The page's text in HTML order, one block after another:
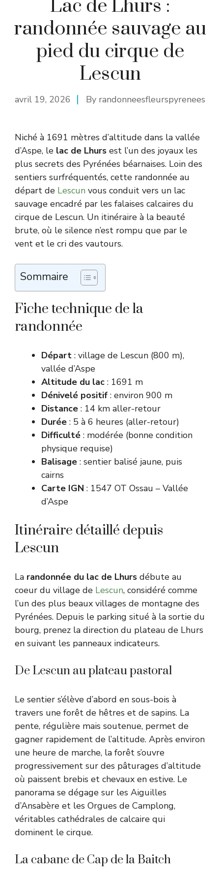
Lac de Lhurs :
randonnée sauvage au
pied du cirque de
Lescun
avril 19, 2026 By randonneesfleurspyrenees
Niché à 1691 mètres d’altitude dans la vallée
d’Aspe, le lac de Lhurs est l’un des joyaux les
plus secrets des Pyrénées béarnaises. Loin des
sentiers surfréquentés, cette randonnée au
départ de Lescun vous conduit vers un lac
sauvage encadré par les falaises calcaires du
cirque de Lescun. Un itinéraire à la beauté
brute, où le silence n’est rompu que par le
vent et le cri des vautours.
Sommaire
Fiche technique de la
randonnée
Départ : village de Lescun (800 m),
vallée d’Aspe
Altitude du lac : 1691 m
Dénivelé positif : environ 900 m
Distance : 14 km aller-retour
Durée : 5 à 6 heures (aller-retour)
Difficulté : modérée (bonne condition
physique requise)
Balisage : sentier balisé jaune, puis
cairns
Carte IGN : 1547 OT Ossau – Vallée
d’Aspe
Itinéraire détaillé depuis
Lescun
La randonnée du lac de Lhurs débute au
coeur du village de Lescun, considéré comme
l’un des plus beaux villages de montagne des
Pyrénées. Depuis le parking situé à la sortie du
bourg, prenez la direction du plateau de Lhurs
en suivant les panneaux indicateurs.
De Lescun au plateau pastoral
Le sentier s’élève d’abord en sous-bois à
travers une forêt de hêtres et de sapins. La
pente, régulière mais soutenue, permet de
gagner rapidement de l’altitude. Après environ
une heure de marche, la forêt s’ouvre
progressivement sur des pâturages d’altitude
où paissent brebis et chevaux en estive. Le
panorama se dégage sur les Aiguilles
d’Ansabère et les Orgues de Camplong,
véritables cathédrales de calcaire qui
dominent le cirque.
La cabane de Cap de la Baitch